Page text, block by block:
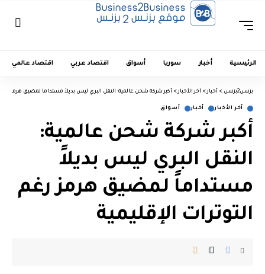
الرئيسية أخبار سوريا أسواق اقتصاد عربي اقتصاد عالمي
بزنس2بزنس > أخبار > آخر الأخبار > أكبر شركة شحن عالمية: النقل البري ليس بديلاً مستداماً لمضيق هرمز رغم
آخر الأخبار أخبار أسواق
أكبر شركة شحن عالمية:
النقل البري ليس بديلاً
مستداماً لمضيق هرمز رغم
التوترات الإقليمية